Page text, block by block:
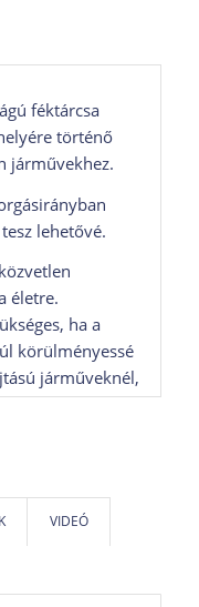
féktárcsa
történő
járművekhez.
lehetővé.
életre.
ha a
körülményessé
járműveknél,
a kerékütés
napjaink
lehetőség miatt
érhető el, így
a
is.
VIDEÓ